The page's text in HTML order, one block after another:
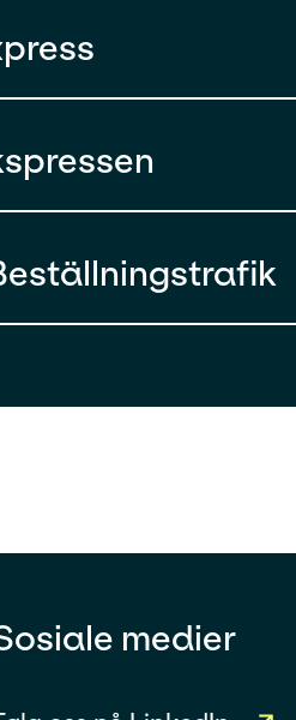
medier